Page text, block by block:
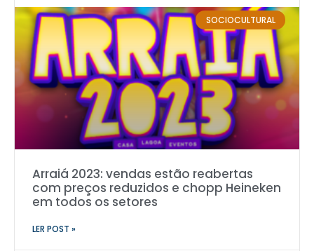
SOCIOCULTURAL
Arraiá 2023: vendas estão reabertas
com preços reduzidos e chopp Heineken
em todos os setores
LER POST »